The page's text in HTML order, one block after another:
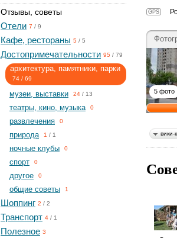
Отзывы, советы
Отели 7 / 9
Кафе, рестораны 5 / 5
Достопримечательности 95 / 79
архитектура, памятники, парки
74 / 69
музеи, выставки 24 / 13
театры, кино, музыка 0
развлечения 0
природа 1 / 1
ночные клубы 0
спорт 0
другое 0
общие советы 1
Шоппинг 2 / 2
Транспорт 4 / 1
Полезное 3
GPS
5 фото
вики-